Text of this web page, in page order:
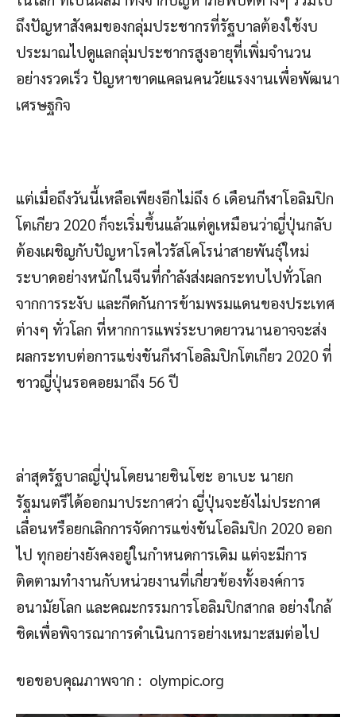
ถึงปัญหาสังคมของกลุ่มประชากรที่รัฐบาลต้องใช้งบ
ประมาณไปดูแลกลุ่มประชากรสูงอายุที่เพิ่มจำนวน
อย่างรวดเร็ว ปัญหาขาดแคลนคนวัยแรงงานเพื่อพัฒนา
เศรษฐกิจ
แต่เมื่อถึงวันนี้เหลือเพียงอีกไม่ถึง 6 เดือนกีฬาโอลิมปิก
โตเกียว 2020 ก็จะเริ่มขึ้นแล้วแต่ดูเหมือนว่าญี่ปุ่นกลับ
ต้องเผชิญกับปัญหาโรคไวรัสโคโรน่าสายพันธุ์ใหม่
ระบาดอย่างหนักในจีนที่กำลังส่งผลกระทบไปทั่วโลก
จากการระงับ และกีดกันการข้ามพรมแดนของประเทศ
ต่างๆ ทั่วโลก ที่หากการแพร่ระบาดยาวนานอาจจะส่ง
ผลกระทบต่อการแข่งขันกีฬาโอลิมปิกโตเกียว 2020 ที่
ชาวญี่ปุ่นรอคอยมาถึง 56 ปี
ล่าสุดรัฐบาลญี่ปุ่นโดยนายชินโซะ อาเบะ นายก
รัฐมนตรีได้ออกมาประกาศว่า ญี่ปุ่นจะยังไม่ประกาศ
เลื่อนหรือยกเลิกการจัดการแข่งขันโอลิมปิก 2020 ออก
ไป ทุกอย่างยังคงอยู่ในกำหนดการเดิม แต่จะมีการ
ติดตามทำงานกับหน่วยงานที่เกี่ยวข้องทั้งองค์การ
อนามัยโลก และคณะกรรมการโอลิมปิกสากล อย่างใกล้
ชิดเพื่อพิจารณาการดำเนินการอย่างเหมาะสมต่อไป
ขอขอบคุณภาพจาก : olympic.org